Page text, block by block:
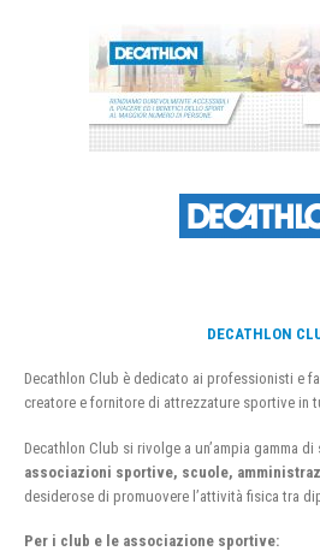
DECATHLON
Decathlon Club è dedicato ai professionisti e
creatore e fornitore di attrezzature sportive in
Decathlon Club si rivolge a un’ampia gamma
associazioni sportive, scuole,
desiderose di promuovere l’attività fisica tra
Per i club e le associazione sportive: